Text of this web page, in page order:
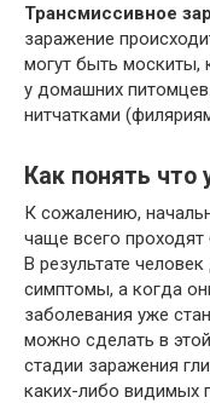
Трансмиссивное
заражение
могут быть москиты,
у домашних
нитчатками
Как понять что
К сожалению,
чаще всего
В результате
симптомы, а когда
заболевания уже
можно сделать в
стадии заражения
каких-либо видимых